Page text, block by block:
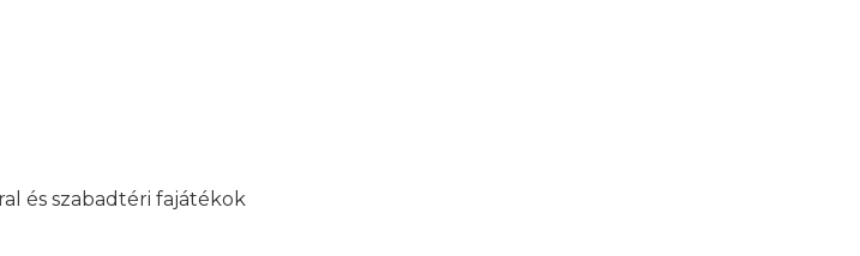
és szabadtéri fajátékok